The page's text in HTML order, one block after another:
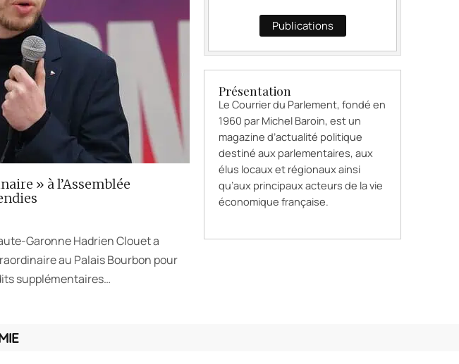
» à l’Assemblée
Garonne Hadrien Clouet a
au Palais Bourbon pour
supplémentaires…
Publications
Présentation
Le Courrier du Parlement, fondé en
1960 par Michel Baroin, est un
magazine d’actualité politique
destiné aux parlementaires, aux
élus locaux et régionaux ainsi
qu’aux principaux acteurs de la vie
économique française.